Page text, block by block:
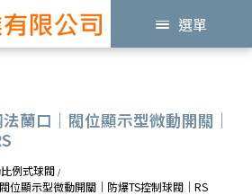
選單
蘭口｜閥位顯示型微動開關｜
例式球閥 /
位顯示型微動開關｜防爆TS控制球閥｜RS